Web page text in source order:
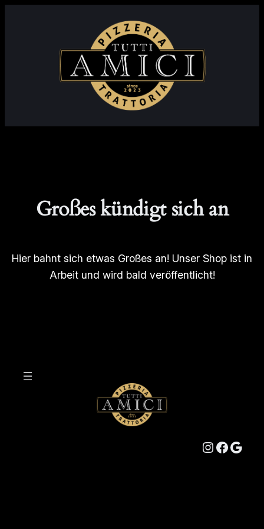
Großes kündigt sich an
Hier bahnt sich etwas Großes an! Unser Shop ist in
Arbeit und wird bald veröffentlicht!
InstagramFacebook Google